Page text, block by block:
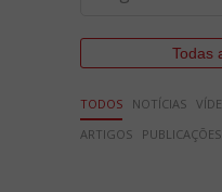
Todas
TODOS NOTÍCIAS
ARTIGOS
PUBLICAÇÕES